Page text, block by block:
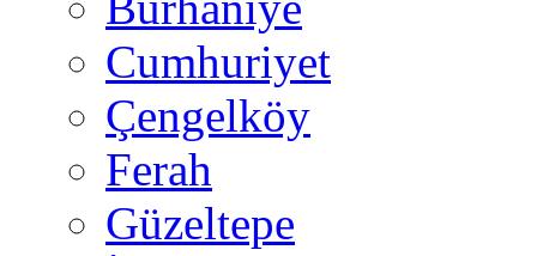
Cumhuriyet
Çengelköy
Ferah
Güzeltepe